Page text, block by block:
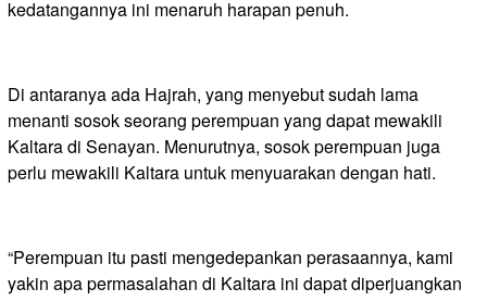
kedatangannya ini menaruh harapan penuh.
Di antaranya ada Hajrah, yang menyebut sudah lama
menanti sosok seorang perempuan yang dapat mewakili
Kaltara di Senayan. Menurutnya, sosok perempuan juga
perlu mewakili Kaltara untuk menyuarakan dengan hati.
“Perempuan itu pasti mengedepankan perasaannya, kami
yakin apa permasalahan di Kaltara ini dapat diperjuangkan